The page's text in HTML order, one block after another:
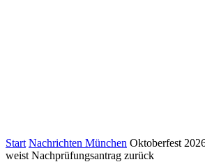
Start Nachrichten München Oktoberfest
weist Nachprüfungsantrag zurück